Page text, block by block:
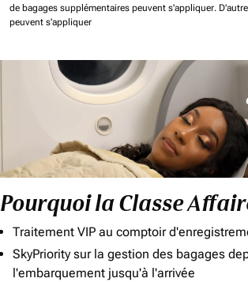
de bagages supplémentaires peuvent s'appliquer.
peuvent s'appliquer
Pourquoi la Classe
Traitement VIP au comptoir
SkyPriority sur la gestion des bagages
l'embarquement jusqu'à l'arrivée